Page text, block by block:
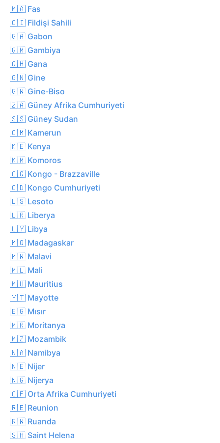
🇲🇦 Fas
🇨🇮 Fildişi Sahili
🇬🇦 Gabon
🇬🇲 Gambiya
🇬🇭 Gana
🇬🇳 Gine
🇬🇼 Gine-Biso
🇿🇦 Güney Afrika Cumhuriyeti
🇸🇸 Güney Sudan
🇨🇲 Kamerun
🇰🇪 Kenya
🇰🇲 Komoros
🇨🇬 Kongo - Brazzaville
🇨🇩 Kongo Cumhuriyeti
🇱🇸 Lesoto
🇱🇷 Liberya
🇱🇾 Libya
🇲🇬 Madagaskar
🇲🇼 Malavi
🇲🇱 Mali
🇲🇺 Mauritius
🇾🇹 Mayotte
🇪🇬 Mısır
🇲🇷 Moritanya
🇲🇿 Mozambik
🇳🇦 Namibya
🇳🇪 Nijer
🇳🇬 Nijerya
🇨🇫 Orta Afrika Cumhuriyeti
🇷🇪 Reunion
🇷🇼 Ruanda
🇸🇭 Saint Helena